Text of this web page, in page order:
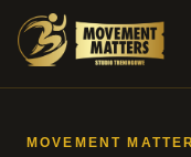
MOVEMENT